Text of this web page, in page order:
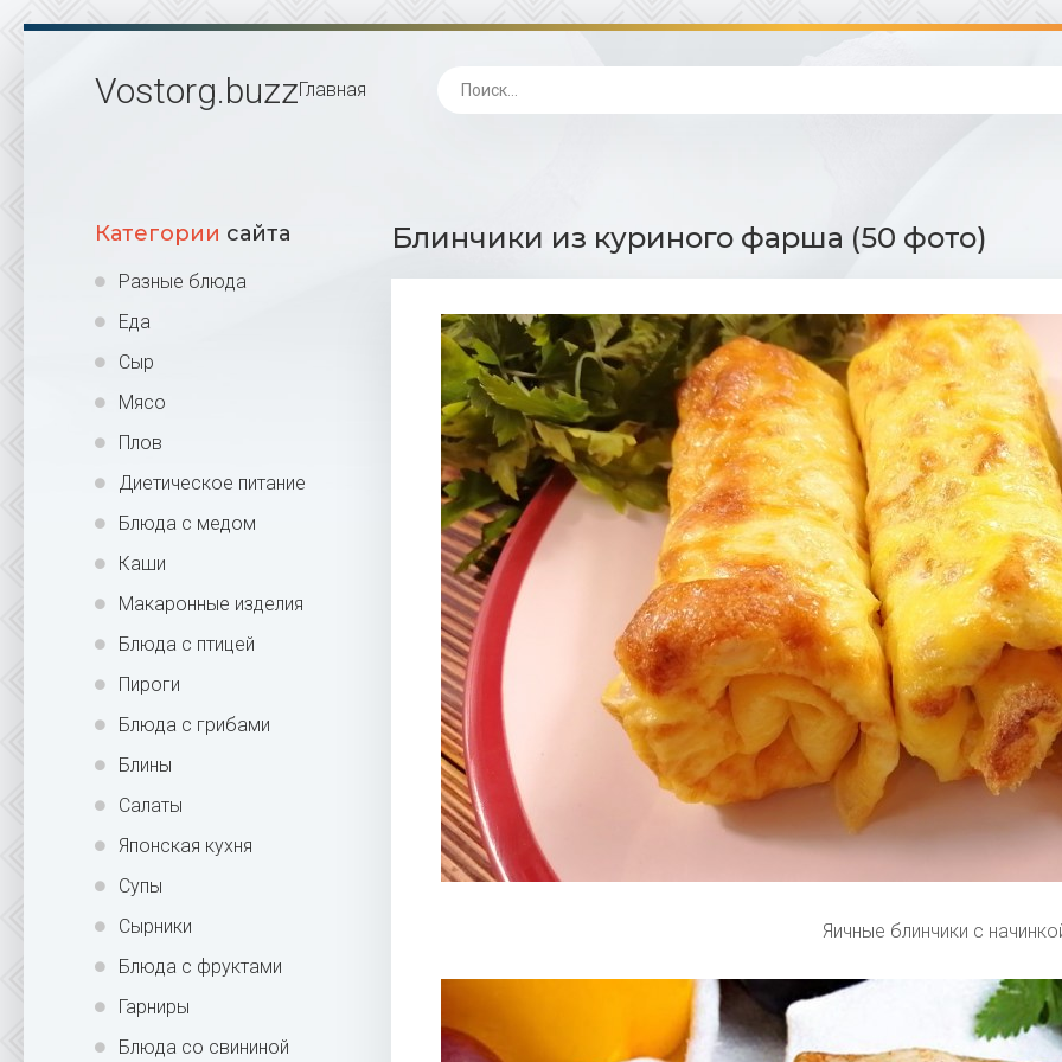
Vostorg.buzzГлавная
Категории сайта
Разные блюда
Еда
Сыр
Мясо
Плов
Диетическое питание
Блюда с медом
Каши
Макаронные изделия
Блюда с птицей
Пироги
Блюда с грибами
Блины
Салаты
Японская кухня
Супы
Сырники
Блюда с фруктами
Гарниры
Блюда со свининой
Блинчики из куриного фарша (50 фото)
Яичные блинчики с